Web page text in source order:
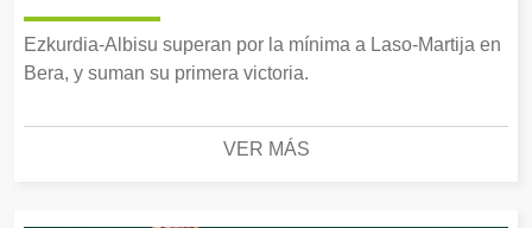
Ezkurdia-Albisu superan por la mínima a Laso-Martija en
Bera, y suman su primera victoria.
VER MÁS